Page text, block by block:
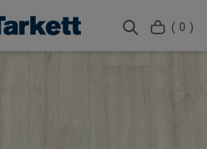
( 0 )